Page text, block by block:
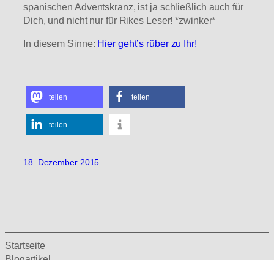
spanischen Adventskranz, ist ja schließlich auch für
Dich, und nicht nur für Rikes Leser! *zwinker*
In diesem Sinne: Hier geht’s rüber zu Ihr!
teilen teilen
teilen
18. Dezember 2015
Startseite